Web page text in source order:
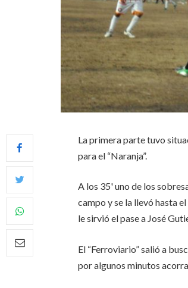
La primera parte tuvo
para el “Naranja”.
A los 35' uno de los
campo y se la llevó hasta
le sirvió el pase a José
El “Ferroviario” salió a
por algunos minutos